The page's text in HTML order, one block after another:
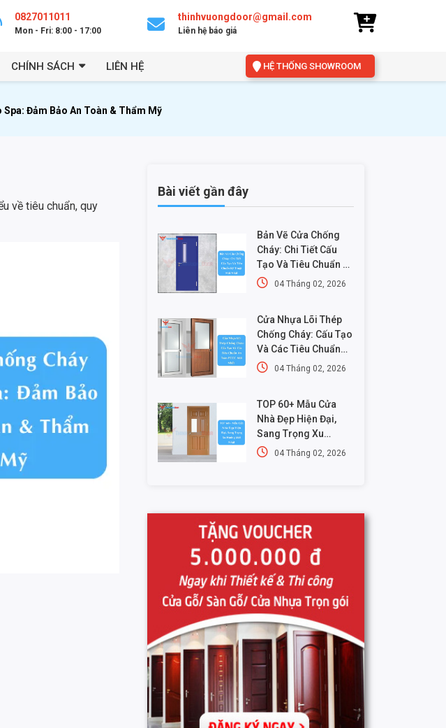
0827011011
Mon - Fri: 8:00 - 17:00
thinhvuongdoor@gmail.com
Liên hệ báo giá
CHÍNH SÁCH LIÊN HỆ HỆ THỐNG SHOWROOM
Spa: Đảm Bảo An Toàn & Thẩm Mỹ
về tiêu chuẩn, quy
Bài viết gần đây
Bản Vẽ Cửa Chống
Cháy: Chi Tiết Cấu
Tạo Và Tiêu Chuẩn Kỹ
Thuật Mới Nhất
04 Tháng 02, 2026
Cửa Nhựa Lõi Thép
Chống Cháy: Cấu Tạo
Và Các Tiêu Chuẩn
An Toàn PCCC Mới
04 Tháng 02, 2026
TOP 60+ Mẫu Cửa
Nhà Đẹp Hiện Đại,
Sang Trọng Xu
Hướng Mới Nhất
04 Tháng 02, 2026